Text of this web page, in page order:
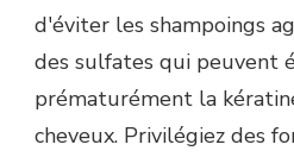
d'éviter les shampoings
des sulfates qui peuvent
prématurément la
cheveux. Privilégiez des